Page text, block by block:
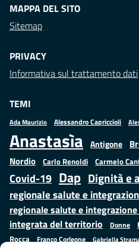
MAPPA DEL SITO
Sitemap
PRIVACY
Informativa sul trattamento dati
TEMI
Ada Maurizio Alessandro Capriccioli
Anastasìa Antigone
Nordio Carlo Renoldi Carmelo
Covid-19 Dap Dignità e
regionale salute e
regionale salute e
integrata del territorio
Donne
Rocca
Franco Corleone Gabriella